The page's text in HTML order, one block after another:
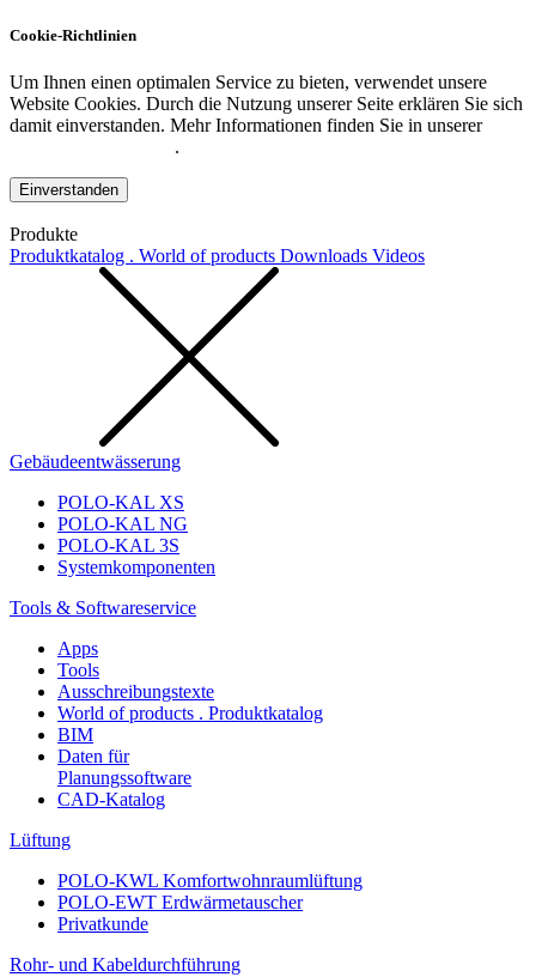
Cookie-Richtlinien
Um Ihnen einen optimalen Service zu bieten, verwendet unsere
Website Cookies. Durch die Nutzung unserer Seite erklären Sie sich
damit einverstanden. Mehr Informationen finden Sie in unserer
.
Einverstanden
Produkte
Produktkatalog . World of products Downloads Videos
Gebäudeentwässerung
POLO-KAL XS
POLO-KAL NG
POLO-KAL 3S
Systemkomponenten
Tools & Softwareservice
Apps
Tools
Ausschreibungstexte
World of products . Produktkatalog
BIM
Daten für
Planungssoftware
CAD-Katalog
Lüftung
POLO-KWL Komfortwohnraumlüftung
POLO-EWT Erdwärmetauscher
Privatkunde
Rohr- und Kabeldurchführung